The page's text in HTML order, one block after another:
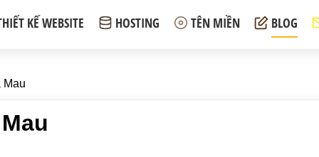
KẾ WEBSITE HOSTING TÊN MIỀN BLOG
Mau